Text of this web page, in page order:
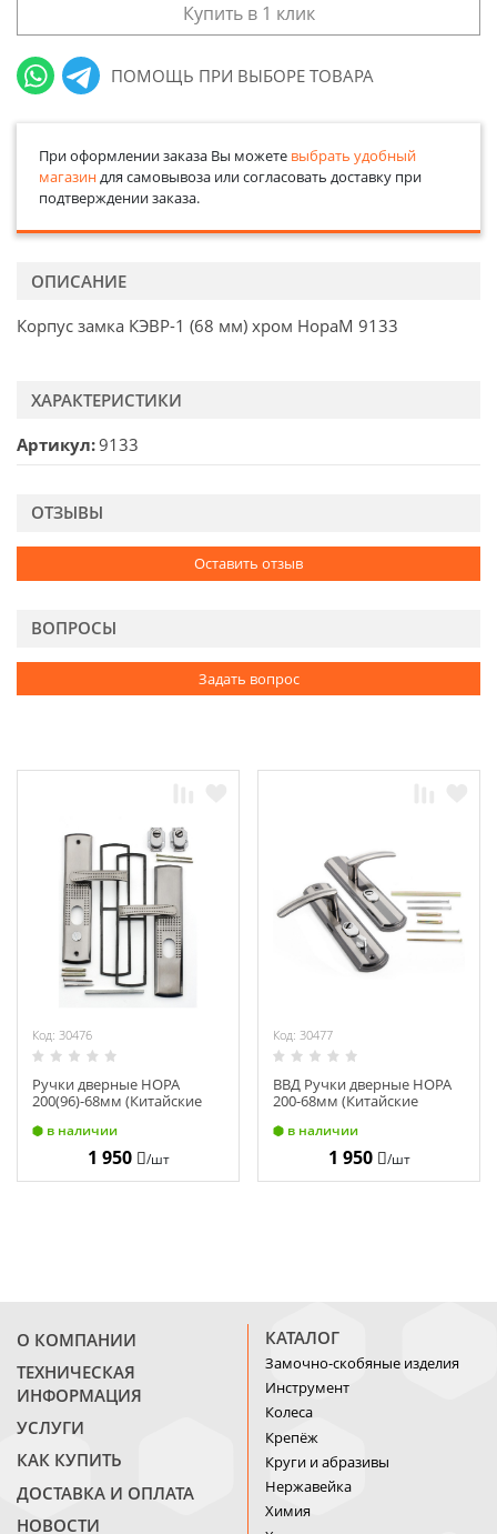
Купить в 1 клик
ПОМОЩЬ ПРИ ВЫБОРЕ ТОВАРА
При оформлении заказа Вы можете выбрать удобный
магазиндля самовывоза или согласовать доставку при
подтверждении заказа.
ОПИСАНИЕ
Корпус замка КЭВР-1 (68 мм) хром НораМ 9133
ХАРАКТЕРИСТИКИ
Артикул 9133
ОТЗЫВЫ
Оставить отзыв
ВОПРОСЫ
Задать вопрос
Код: 30476
Ручки дверные НОРА
200(96)-68мм (Китайские
в наличии
1 950 /шт
Код: 30477
ВВД Ручки дверные НОРА
200-68мм (Китайские
в наличии
1 950 /шт
О КОМПАНИИ
ТЕХНИЧЕСКАЯ
ИНФОРМАЦИЯ
УСЛУГИ
КАК КУПИТЬ
ДОСТАВКА И ОПЛАТА
НОВОСТИ
КАТАЛОГ
Замочно-скобяные изделия
Инструмент
Колеса
Крепёж
Круги и абразивы
Нержавейка
Химия